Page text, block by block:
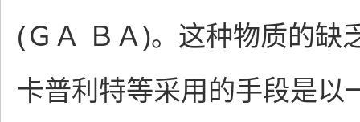
(ＧＡ ＢＡ)。这种物质的缺
卡普利特等采用的手段是以